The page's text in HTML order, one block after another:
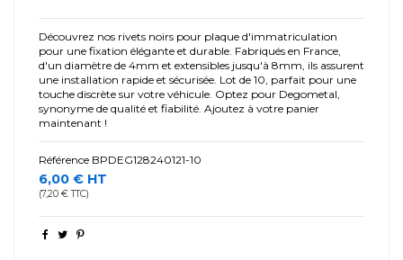
Découvrez nos rivets noirs pour plaque d'immatriculation
pour une fixation élégante et durable. Fabriqués en France,
d'un diamètre de 4mm et extensibles jusqu'à 8mm, ils assurent
une installation rapide et sécurisée. Lot de 10, parfait pour une
touche discrète sur votre véhicule. Optez pour Degometal,
synonyme de qualité et fiabilité. Ajoutez à votre panier
maintenant !
Référence BPDEG128240121-10
6,00 € HT
(7,20 € TTC)